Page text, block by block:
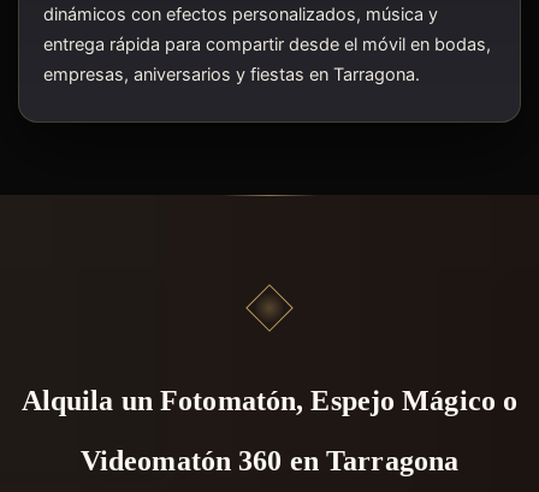
dinámicos con efectos personalizados, música y
entrega rápida para compartir desde el móvil en bodas,
empresas, aniversarios y fiestas en Tarragona.
Alquila un Fotomatón, Espejo Mágico o
Videomatón 360 en Tarragona